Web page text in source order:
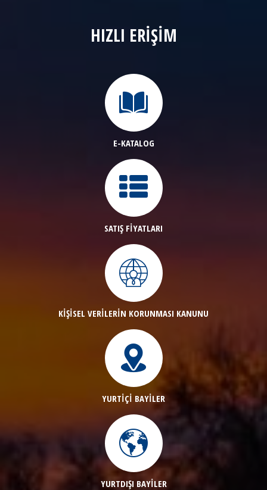
HIZLI ERİŞİM
E-KATALOG
SATIŞ FİYATLARI
KİŞİSEL VERİLERİN KORUNMASI KANUNU
YURTİÇİ BAYİLER
YURTDIŞI BAYİLER